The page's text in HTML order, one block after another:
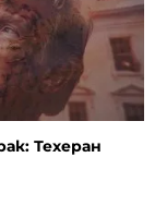
Техеран